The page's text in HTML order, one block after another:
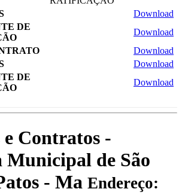
Download
DE
Download
Download
Download
DE
Download
Contratos -
de São
- Ma Endereço: